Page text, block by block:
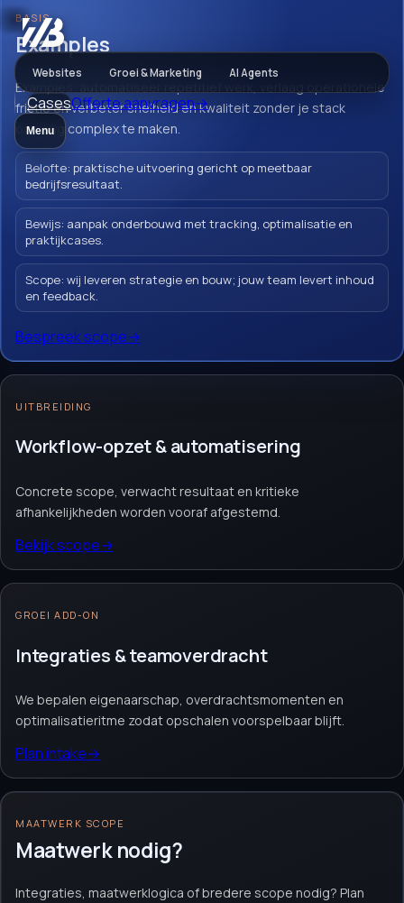
Websites Groei & Marketing AI Agents
CasesOfferte aanvragen→
Menu Examples
Examples: automatiseer repetitief werk,
verlaag operationele frictie en verbeter
snelheid en kwaliteit zonder je stack
onnodig complex te maken.
Workflow automatisering
AI integraties
Offerte aanvragen
BASIS
Examples
Examples: automatiseer repetitief werk, verlaag operationele
frictie en verbeter snelheid en kwaliteit zonder je stack
onnodig complex te maken.
Belofte: praktische uitvoering gericht op meetbaar
bedrijfsresultaat.
Bewijs: aanpak onderbouwd met tracking, optimalisatie en
praktijkcases.
Scope: wij leveren strategie en bouw; jouw team levert inhoud
en feedback.
Bespreek scope→
UITBREIDING
Workflow-opzet & automatisering
Concrete scope, verwacht resultaat en kritieke
afhankelijkheden worden vooraf afgestemd.
Bekijk scope→
GROEI ADD-ON
Integraties & teamoverdracht
We bepalen eigenaarschap, overdrachtsmomenten en
optimalisatieritme zodat opschalen voorspelbaar blijft.
Plan intake→
MAATWERK SCOPE
Maatwerk nodig?
Integraties, maatwerklogica of bredere scope nodig? Plan